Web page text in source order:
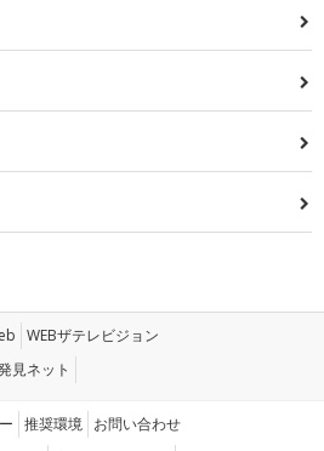
WEBザテレビジョン
見ネット
推奨環境 お問い合わせ